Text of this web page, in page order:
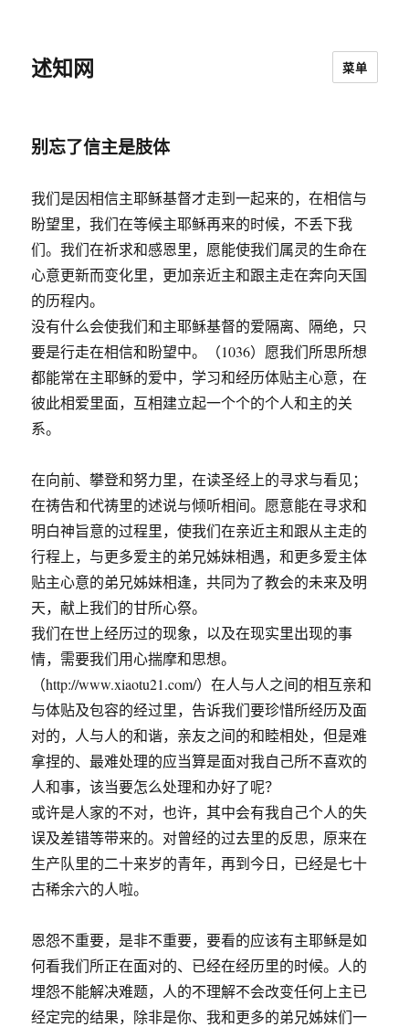
述知网 菜单
别忘了信主是肢体
我们是因相信主耶稣基督才走到一起来的，在相信与
盼望里，我们在等候主耶稣再来的时候，不丢下我
们。我们在祈求和感恩里，愿能使我们属灵的生命在
心意更新而变化里，更加亲近主和跟主走在奔向天国
的历程内。
没有什么会使我们和主耶稣基督的爱隔离、隔绝，只
要是行走在相信和盼望中。（1036）愿我们所思所想
都能常在主耶稣的爱中，学习和经历体贴主心意，在
彼此相爱里面，互相建立起一个个的个人和主的关
系。
在向前、攀登和努力里，在读圣经上的寻求与看见；
在祷告和代祷里的述说与倾听相间。愿意能在寻求和
明白神旨意的过程里，使我们在亲近主和跟从主走的
行程上，与更多爱主的弟兄姊妹相遇，和更多爱主体
贴主心意的弟兄姊妹相逢，共同为了教会的未来及明
天，献上我们的甘所心祭。
我们在世上经历过的现象，以及在现实里出现的事
情，需要我们用心揣摩和思想。
（http://www.xiaotu21.com/）在人与人之间的相互亲和
与体贴及包容的经过里，告诉我们要珍惜所经历及面
对的，人与人的和谐，亲友之间的和睦相处，但是难
拿捏的、最难处理的应当算是面对我自己所不喜欢的
人和事，该当要怎么处理和办好了呢？
或许是人家的不对，也许，其中会有我自己个人的失
误及差错等带来的。对曾经的过去里的反思，原来在
生产队里的二十来岁的青年，再到今日，已经是七十
古稀余六的人啦。
恩怨不重要，是非不重要，要看的应该有主耶稣是如
何看我们所正在面对的、已经在经历里的时候。人的
埋怨不能解决难题，人的不理解不会改变任何上主已
经定完的结果，除非是你、我和更多的弟兄姊妹们一